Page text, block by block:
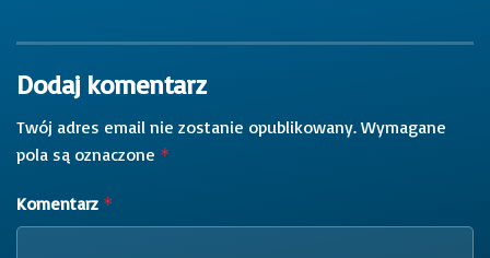
Dodaj komentarz
Twój adres email nie zostanie opublikowany. Wymagane
pola są oznaczone *
Komentarz *